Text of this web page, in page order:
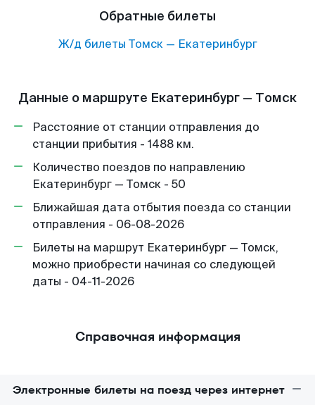
Обратные билеты
Ж/д билеты Томск— Екатеринбург
Данные о маршруте Екатеринбург — Томск
Расстояние от станции отправления до
станции прибытия - 1488 км.
Количество поездов по направлению
Екатеринбург — Томск - 50
Ближайшая дата отбытия поезда со станции
отправления - 06-08-2026
Билеты на маршрут Екатеринбург — Томск,
можно приобрести начиная со следующей
даты - 04-11-2026
Справочная информация
Электронные билеты на поезд через интернет